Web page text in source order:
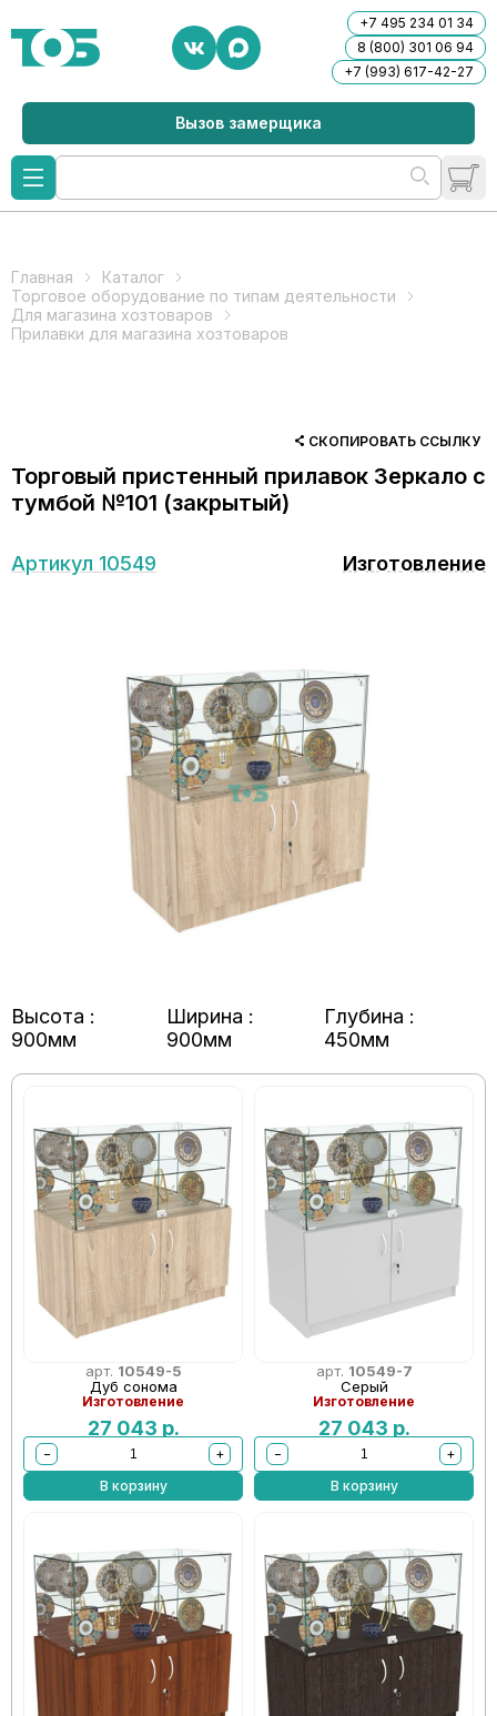
+7 495 234 01 34
8 (800) 301 06 94
+7 (993) 617-42-27
Вызов замерщика
Главная
Каталог
Торговое оборудование по типам деятельности
Для магазина хозтоваров
Прилавки для магазина хозтоваров
СКОПИРОВАТЬ ССЫЛКУ
Торговый пристенный прилавок Зеркало с
тумбой №101 (закрытый)
Артикул 10549 Изготовление
Высота :
900мм
Ширина :
900мм
Глубина :
450мм
арт. 10549-5
Дуб сонома
Изготовление
27 043 р.
−
+
В корзину
арт. 10549-7
Серый
Изготовление
27 043 р.
−
+
В корзину